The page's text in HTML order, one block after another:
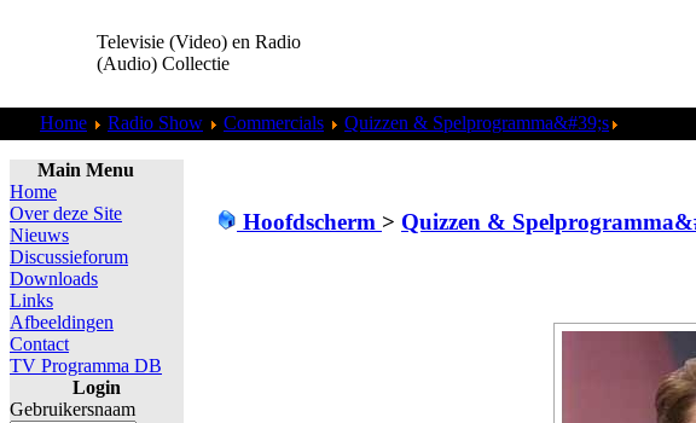
Televisie (Video) en Radio
(Audio) Collectie
Home Radio Show Commercials Quizzen & Spelprogramma&#39;s
Main Menu
Home
Over deze Site
Nieuws
Discussieforum
Downloads
Links
Afbeeldingen
Contact
TV Programma DB
Login
Gebruikersnaam
Hoofdscherm > Quizzen &